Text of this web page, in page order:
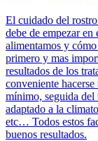
El cuidado del
debe de empezar
alimentamos y
primero y mas
resultados de los
conveniente
mínimo, seguida
adaptado a la
etc… Todos estos
buenos resultados.